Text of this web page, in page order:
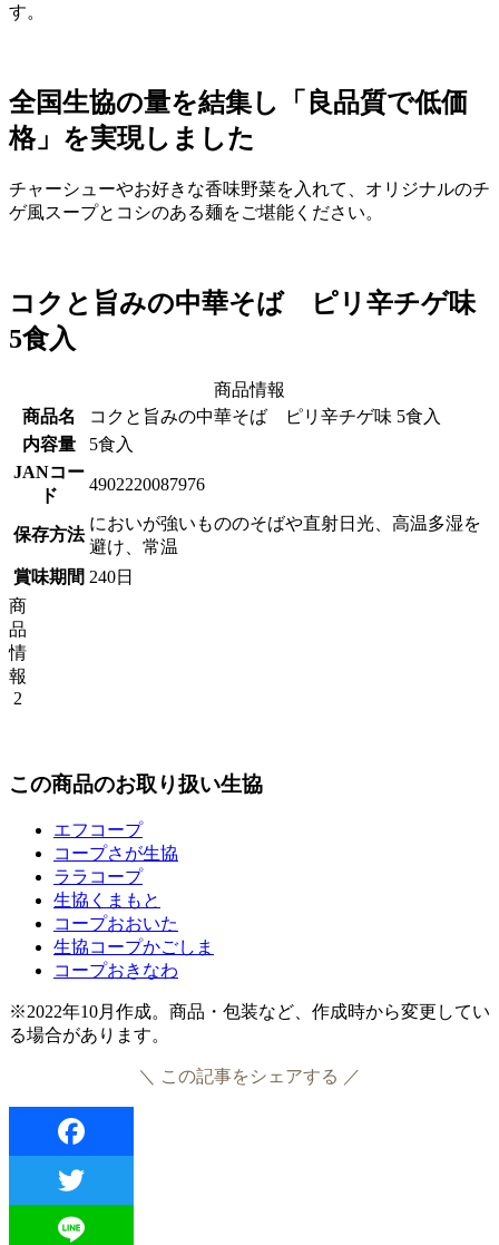
す。
全国生協の量を結集し「良品質で低価
格」を実現しました
チャーシューやお好きな香味野菜を入れて、オリジナルのチ
ゲ風スープとコシのある麺をご堪能ください。
コクと旨みの中華そば ピリ辛チゲ味
5食入
商品情報
商品名
コクと旨みの中華そば ピリ辛チゲ味 5食入
内容量
5食入
JANコー
ド
4902220087976
保存方法
においが強いもののそばや直射日光、高温多湿を
避け、常温
賞味期間 240日
商
品
情
報
2
この商品のお取り扱い生協
エフコープ
コープさが生協
ララコープ
生協くまもと
コープおおいた
生協コープかごしま
コープおきなわ
※2022年10月作成。商品・包装など、作成時から変更してい
る場合があります。
＼ この記事をシェアする ／